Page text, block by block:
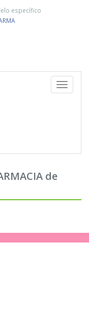
específico
Toggle
de